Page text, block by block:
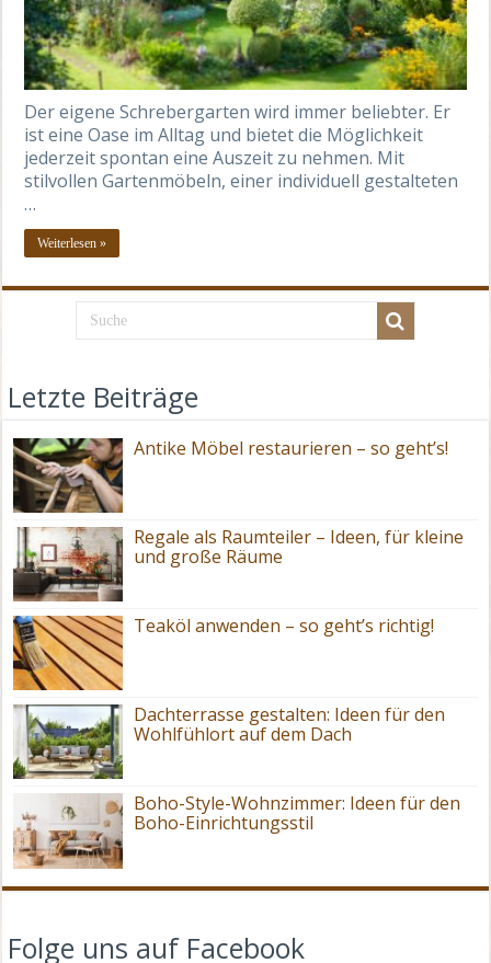
Der eigene Schrebergarten wird immer beliebter. Er
ist eine Oase im Alltag und bietet die Möglichkeit
jederzeit spontan eine Auszeit zu nehmen. Mit
stilvollen Gartenmöbeln, einer individuell gestalteten
…
Weiterlesen »
Letzte Beiträge
Antike Möbel restaurieren – so geht’s!
Regale als Raumteiler – Ideen, für kleine
und große Räume
Teaköl anwenden – so geht’s richtig!
Dachterrasse gestalten: Ideen für den
Wohlfühlort auf dem Dach
Boho-Style-Wohnzimmer: Ideen für den
Boho-Einrichtungsstil
Folge uns auf Facebook